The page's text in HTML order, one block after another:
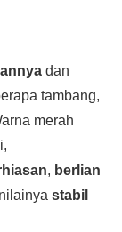
dan
tambang,
merah
, berlian
stabil